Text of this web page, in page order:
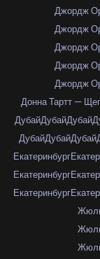
Джордж
Джордж
Джордж
Джордж
Джордж
Донна Тартт —
ДубайДубайДубай
ДубайДубайДубай
Екатеринбург
Екатеринбург
Екатеринбург